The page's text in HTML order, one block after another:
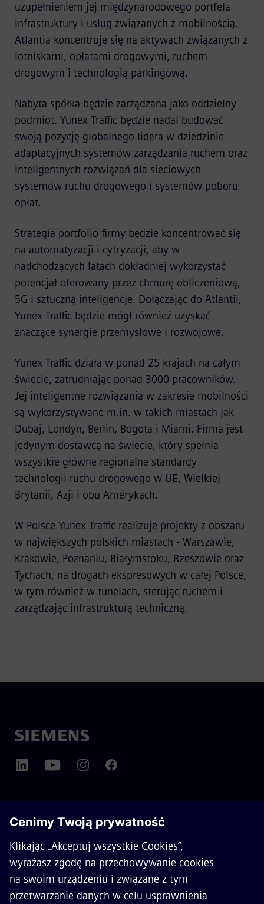
uzupełnieniem jej międzynarodowego portfela
infrastruktury i usług związanych z mobilnością.
Atlantia koncentruje się na aktywach związanych z
lotniskami, opłatami drogowymi, ruchem
drogowym i technologią parkingową.
Nabyta spółka będzie zarządzana jako oddzielny
podmiot. Yunex Traffic będzie nadal budować
swoją pozycję globalnego lidera w dziedzinie
adaptacyjnych systemów zarządzania ruchem oraz
inteligentnych rozwiązań dla sieciowych
systemów ruchu drogowego i systemów poboru
opłat.
Strategia portfolio firmy będzie koncentrować się
na automatyzacji i cyfryzacji, aby w
nadchodzących latach dokładniej wykorzystać
potencjał oferowany przez chmurę obliczeniową,
5G i sztuczną inteligencję. Dołączając do Atlantii,
Yunex Traffic będzie mógł również uzyskać
znaczące synergie przemysłowe i rozwojowe.
Yunex Traffic działa w ponad 25 krajach na całym
świecie, zatrudniając ponad 3000 pracowników.
Jej inteligentne rozwiązania w zakresie mobilności
są wykorzystywane m.in. w takich miastach jak
Dubaj, Londyn, Berlin, Bogota i Miami. Firma jest
jedynym dostawcą na świecie, który spełnia
wszystkie główne regionalne standardy
technologii ruchu drogowego w UE, Wielkiej
Brytanii, Azji i obu Amerykach.
W Polsce Yunex Traffic realizuje projekty z obszaru
w największych polskich miastach - Warszawie,
Krakowie, Poznaniu, Białymstoku, Rzeszowie oraz
Tychach, na drogach ekspresowych w całej Polsce,
w tym również w tunelach, sterując ruchem i
zarządzając infrastrukturą techniczną.
O SIEMENS MOBILITY
KONTAKT